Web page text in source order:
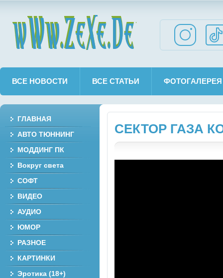
ВСЕ НОВОСТИ ВСЕ СТАТЬИ ФОТОГАЛЕРЕЯ
СЕКТОР ГАЗА
ГЛАВНАЯ
АВТО ТЮННИНГ
МОДДИНГ ПК
Вокруг света
СОФТ
ВИДЕО
АУДИО
ЮМОР
РАЗНОЕ
КАРТИНКИ
Эротика (18+)